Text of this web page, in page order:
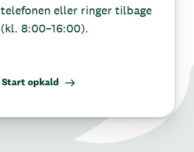
telefonen eller ringer tilbage
(kl. 8:00–16:00).
Start opkald